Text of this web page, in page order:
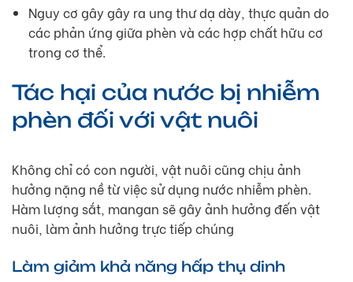
Nguy cơ gây gây ra ung thư dạ dày, thực quản do
các phản ứng giữa phèn và các hợp chất hữu cơ
trong cơ thể.
Tác hại của nước bị nhiễm
phèn đối với vật nuôi
Không chỉ có con người, vật nuôi cũng chịu ảnh
hưởng nặng nề từ việc sử dụng nước nhiễm phèn.
Hàm lượng sắt, mangan sẽ gây ảnh hưởng đến vật
nuôi, làm ảnh hưởng trực tiếp chúng
Làm giảm khả năng hấp thụ dinh